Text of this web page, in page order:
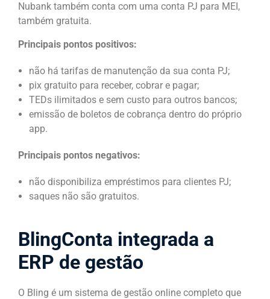
Nubank também conta com uma conta PJ para MEI,
também gratuita.
Principais pontos positivos:
não há tarifas de manutenção da sua conta PJ;
pix gratuito para receber, cobrar e pagar;
TEDs ilimitados e sem custo para outros bancos;
emissão de boletos de cobrança dentro do próprio
app.
Principais pontos negativos:
não disponibiliza empréstimos para clientes PJ;
saques não são gratuitos.
BlingConta integrada a
ERP de gestão
O Bling é um sistema de gestão online completo que